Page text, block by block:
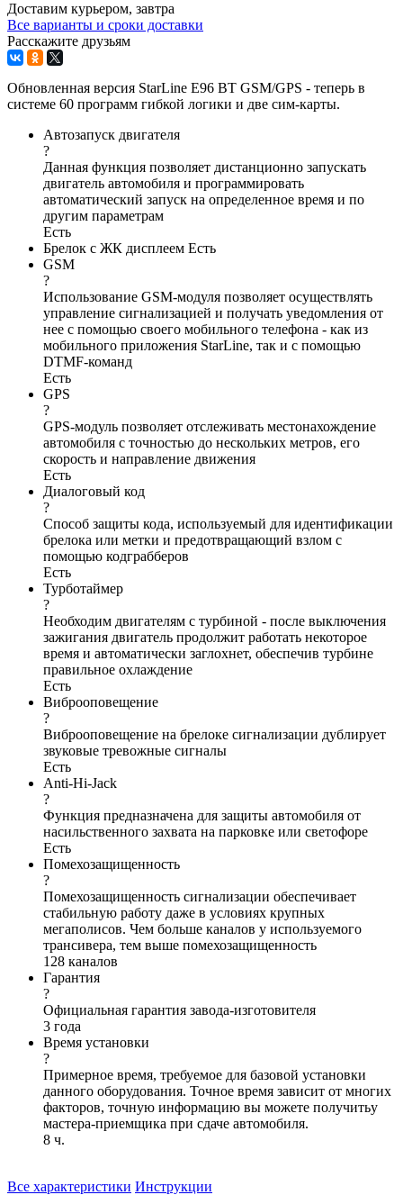
Доставим курьером, завтра
Все варианты и сроки доставки
Расскажите друзьям
Обновленная версия StarLine E96 BT GSM/GPS - теперь в
системе 60 программ гибкой логики и две сим-карты.
Автозапуск двигателя
?
Данная функция позволяет дистанционно запускать
двигатель автомобиля и программировать
автоматический запуск на определенное время и по
другим параметрам
Есть
Брелок с ЖК дисплеем Есть
GSM
?
Использование GSM-модуля позволяет осуществлять
управление сигнализацией и получать уведомления от
нее с помощью своего мобильного телефона - как из
мобильного приложения StarLine, так и с помощью
DTMF-команд
Есть
GPS
?
GPS-модуль позволяет отслеживать местонахождение
автомобиля с точностью до нескольких метров, его
скорость и направление движения
Есть
Диалоговый код
?
Способ защиты кода, используемый для идентификации
брелока или метки и предотвращающий взлом с
помощью кодграбберов
Есть
Турботаймер
?
Необходим двигателям с турбиной - после выключения
зажигания двигатель продолжит работать некоторое
время и автоматически заглохнет, обеспечив турбине
правильное охлаждение
Есть
Виброоповещение
?
Виброоповещение на брелоке сигнализации дублирует
звуковые тревожные сигналы
Есть
Anti-Hi-Jack
?
Функция предназначена для защиты автомобиля от
насильственного захвата на парковке или светофоре
Есть
Помехозащищенность
?
Помехозащищенность сигнализации обеспечивает
стабильную работу даже в условиях крупных
мегаполисов. Чем больше каналов у используемого
трансивера, тем выше помехозащищенность
128 каналов
Гарантия
?
Официальная гарантия завода-изготовителя
3 года
Время установки
?
Примерное время, требуемое для базовой установки
данного оборудования. Точное время зависит от многих
факторов, точную информацию вы можете получитьу
мастера-приемщика при сдаче автомобиля.
8 ч.
Все характеристики Инструкции